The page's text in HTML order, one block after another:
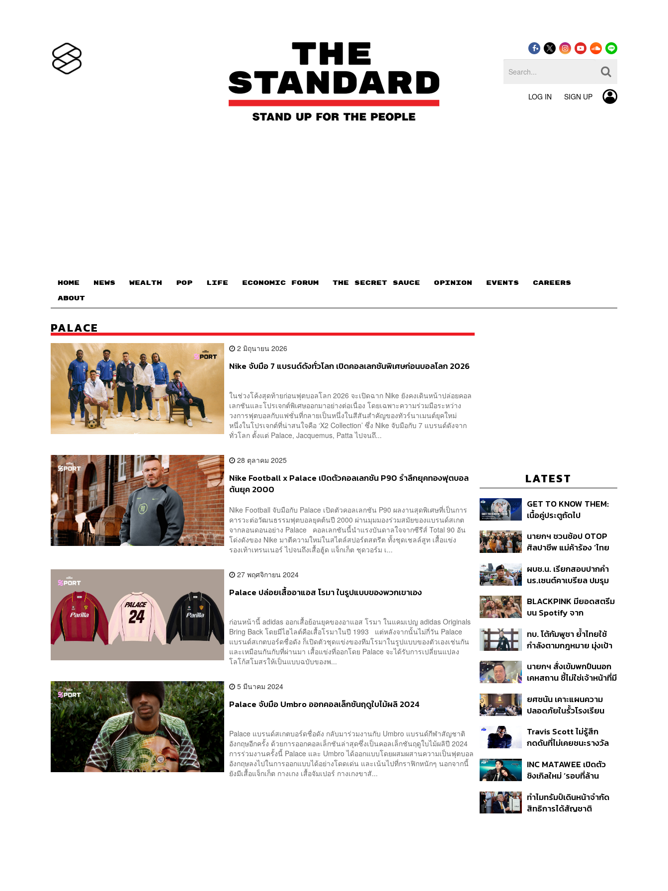
LOG IN SIGN UP
HOME NEWS WEALTH POP LIFE ECONOMIC FORUM THE SECRET SAUCE​ OPINION EVENTS CAREERS
ABOUT
PALACE
2 มิถุนายน 2026
Nike จับมือ 7 แบรนด์ดังทั่วโลก เปิดคอลเลกชันพิเศษก่อนบอลโลก 2026
ในช่วงโค้งสุดท้ายก่อนฟุตบอลโลก 2026 จะเปิดฉาก Nike ยังคงเดินหน้าปล่อยคอล
เลกชันและโปรเจกต์พิเศษออกมาอย่างต่อเนื่อง โดยเฉพาะความร่วมมือระหว่าง
วงการฟุตบอลกับแฟชั่นที่กลายเป็นหนึ่งในสีสันสำคัญของทัวร์นาเมนต์ยุคใหม่
หนึ่งในโปรเจกต์ที่น่าสนใจคือ ‘X2 Collection’ ซึ่ง Nike จับมือกับ 7 แบรนด์ดังจาก
ทั่วโลก ตั้งแต่ Palace, Jacquemus, Patta ไปจนถึ...
28 ตุลาคม 2025
Nike Football x Palace เปิดตัวคอลเลกชัน P90 รำลึกยุคทองฟุตบอล
ต้นยุค 2000
Nike Football จับมือกับ Palace เปิดตัวคอลเลกชัน P90 ผลงานสุดพิเศษที่เป็นการ
คารวะต่อวัฒนธรรมฟุตบอลยุคต้นปี 2000 ผ่านมุมมองร่วมสมัยของแบรนด์สเกต
จากลอนดอนอย่าง Palace คอลเลกชันนี้นำแรงบันดาลใจจากซีรีส์ Total 90 อัน
โด่งดังของ Nike มาตีความใหม่ในสไตล์สปอร์ตสตรีต ทั้งชุดเชลล์สูท เสื้อแข่ง
รองเท้าเทรนเนอร์ ไปจนถึงเสื้อฮู้ด แจ็กเก็ต ชุดวอร์ม เ...
27 พฤศจิกายน 2024
Palace ปล่อยเสื้ออาแอส โรมา ในรูปแบบของพวกเขาเอง
ก่อนหน้านี้ adidas ออกเสื้อย้อนยุคของอาแอส โรมา ในแคมเปญ adidas Originals
Bring Back โดยมีไฮไลต์คือเสื้อโรมาในปี 1993 แต่หลังจากนั้นไม่กี่วัน Palace
แบรนด์สเกตบอร์ดชื่อดัง ก็เปิดตัวชุดแข่งของทีมโรมาในรูปแบบของตัวเองเช่นกัน
และเหมือนกันกับที่ผ่านมา เสื้อแข่งที่ออกโดย Palace จะได้รับการเปลี่ยนแปลง
โลโก้สโมสรให้เป็นแบบฉบับของพ...
5 มีนาคม 2024
Palace จับมือ Umbro ออกคอลเล็กชันฤดูใบไม้ผลิ 2024
Palace แบรนด์สเกตบอร์ดชื่อดัง กลับมาร่วมงานกับ Umbro แบรนด์กีฬาสัญชาติ
อังกฤษอีกครั้ง ด้วยการออกคอลเล็กชันล่าสุดซึ่งเป็นคอลเล็กชันฤดูใบไม้ผลิปี 2024
การร่วมงานครั้งนี้ Palace และ Umbro ได้ออกแบบโดยผสมผสานความเป็นฟุตบอล
อังกฤษลงไปในการออกแบบได้อย่างโดดเด่น และเน้นไปที่กราฟิกหนักๆ นอกจากนี้
ยังมีเสื้อแจ็กเก็ต กางเกง เสื้อจัมเปอร์ กางเกงขาสั...
LATEST
GET TO KNOW THEM:
เนื้อคู่ประตูถัดไป
นายกฯ ชวนช้อป OTOP
ศิลปาชีพ แม่ค้าร้อง ‘ไทย
ถามมีต่อไหม นายกฯ ตอบ
‘เดี๋ยวจะพยายาม’
ผบช.น. เรียกสอบปากคำ
นร.เซนต์คาเบรียล ปมรุม
ดำเนินคดีแล้ว
BLACKPINK มียอดสตรีม
บน Spotify จาก
ครั้ง ตลอด 10 ปีที่ผ่านมา
ทบ. โต้กัมพูชา ย้ำไทยใช้
กำลังตามกฎหมาย มุ่งเป้า
หายไทยไม่อาจลบด้วย
ข้อมูลบิดเบือน
นายกฯ สั่งเข้มพกปืนนอก
เคหสถาน ชี้ไม่ใช่เจ้าหน้าที่มี
ก่อเหตุ เจ้าของร่วมรับผิด
ยศชนัน เคาะแผนความ
ปลอดภัยในรั้วโรงเรียน
ดูแล-คุมเข้มคัดกรองสิ่ง
ผิดกฎหมาย
Travis Scott ไม่รู้สึก
กดดันที่ไม่เคยชนะรางวัล
แล้ว 10 ครั้ง
INC MATAWEE เปิดตัว
ซิงเกิลใหม่ ‘รอบที่ล้าน
มาแสดงในมิวสิกวิดีโอ
ทำไมทรัมป์เดินหน้าจำกัด
สิทธิการได้สัญชาติ